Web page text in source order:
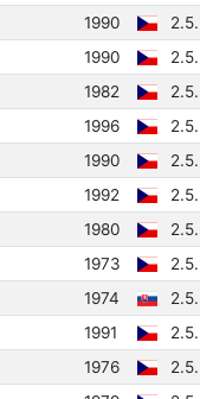
1990
1990
1982
1996
1990
1992
1980
1973
1974
1991
1976